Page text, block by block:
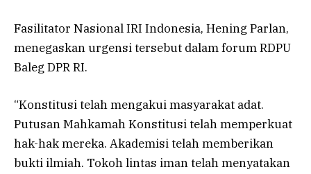
Fasilitator Nasional IRI Indonesia, Hening Parlan,
menegaskan urgensi tersebut dalam forum RDPU
Baleg DPR RI.
“Konstitusi telah mengakui masyarakat adat.
Putusan Mahkamah Konstitusi telah memperkuat
hak-hak mereka. Akademisi telah memberikan
bukti ilmiah. Tokoh lintas iman telah menyatakan